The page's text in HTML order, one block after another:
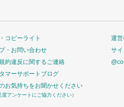
コピーライト
・お問い合わせ
約違反に関するご連絡
マーサポートブログ
お気持ちをお聞かせください
度アンケートにご協力ください）
運営
サ